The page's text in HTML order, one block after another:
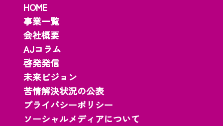
HOME
事業一覧
会社概要
AJコラム
啓発発信
未来ビジョン
苦情解決状況の公表
プライバシーポリシー
ソーシャルメディアについて